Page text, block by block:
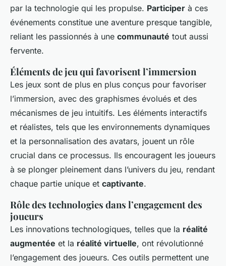
par la technologie qui les propulse. Participer à ces
événements constitue une aventure presque tangible,
reliant les passionnés à une communauté tout aussi
fervente.
Éléments de jeu qui favorisent l’immersion
Les jeux sont de plus en plus conçus pour favoriser
l’immersion, avec des graphismes évolués et des
mécanismes de jeu intuitifs. Les éléments interactifs
et réalistes, tels que les environnements dynamiques
et la personnalisation des avatars, jouent un rôle
crucial dans ce processus. Ils encouragent les joueurs
à se plonger pleinement dans l’univers du jeu, rendant
chaque partie unique et captivante.
Rôle des technologies dans l’engagement des
joueurs
Les innovations technologiques, telles que la réalité
augmentée et la réalité virtuelle, ont révolutionné
l’engagement des joueurs. Ces outils permettent une